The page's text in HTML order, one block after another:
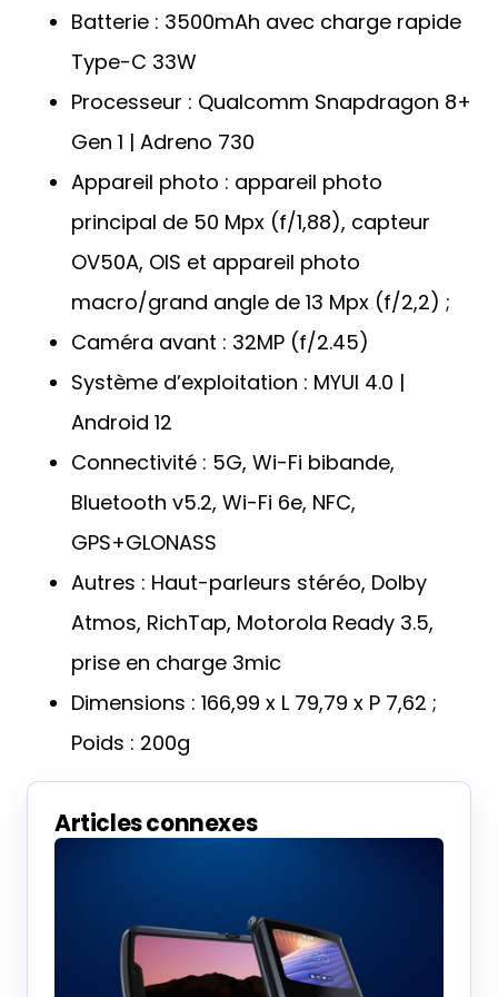
Batterie : 3500mAh avec charge rapide
Type-C 33W
Processeur : Qualcomm Snapdragon 8+
Gen 1 | Adreno 730
Appareil photo : appareil photo
principal de 50 Mpx (f/1,88), capteur
OV50A, OIS et appareil photo
macro/grand angle de 13 Mpx (f/2,2) ;
Caméra avant : 32MP (f/2.45)
Système d’exploitation : MYUI 4.0 |
Android 12
Connectivité : 5G, Wi-Fi bibande,
Bluetooth v5.2, Wi-Fi 6e, NFC,
GPS+GLONASS
Autres : Haut-parleurs stéréo, Dolby
Atmos, RichTap, Motorola Ready 3.5,
prise en charge 3mic
Dimensions : 166,99 x L 79,79 x P 7,62 ;
Poids : 200g
Articles connexes